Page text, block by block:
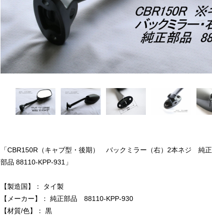
「CBR150R（キャブ型・後期） バックミラー（右）2本ネジ 純正
部品 88110-KPP-931」
【製造国】： タイ製
【メーカー】： 純正部品 88110-KPP-930
【材質/色】： 黒